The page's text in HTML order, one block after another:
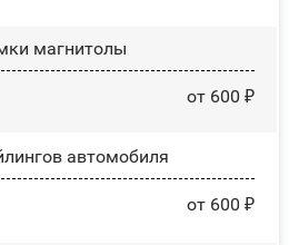
магнитолы
от 600 ₽
автомобиля
от 600 ₽